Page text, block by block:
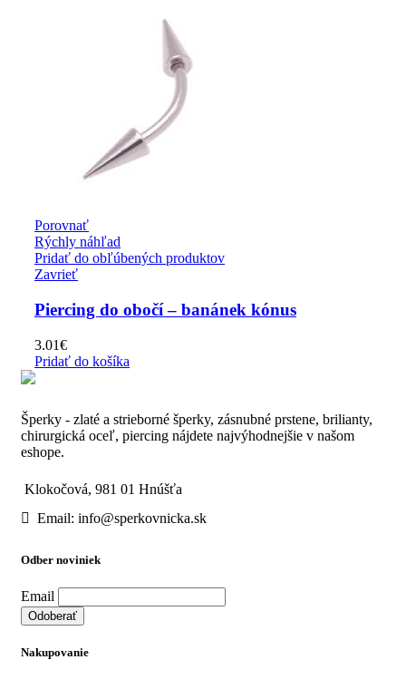
Porovnať
Rýchly náhľad
Pridať do obľúbených produktov
Zavrieť
Piercing do obočí – banánek kónus
3.01€
Pridať do košíka
Šperky - zlaté a strieborné šperky, zásnubné prstene, brilianty,
chirurgická oceľ, piercing nájdete najvýhodnejšie v našom
eshope.
Klokočová, 981 01 Hnúšťa
Email: info@sperkovnicka.sk
Odber noviniek
Email
Nakupovanie